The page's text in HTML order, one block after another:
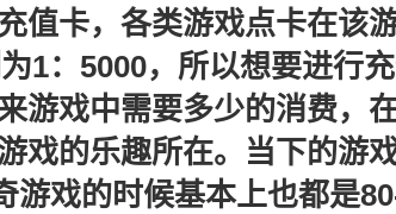
值卡，各类游戏点卡在该
1：5000，所以想要进行
游戏中需要多少的消费，
戏的乐趣所在。当下的游
游戏的时候基本上也都是